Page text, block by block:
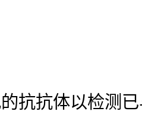
抗抗体以检测